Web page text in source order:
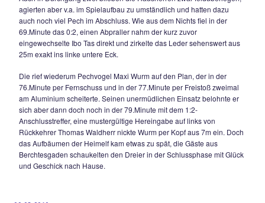
am 23.Spieltag der Kreisklasse IV hinnehmen und wartet
2010 weiterhin auf einen Heimdreier. Bereits in der
dem TSV Siegsdorf die kalte Dusche. Die Gäste kamen
Seite zum Flanken und „Huene“ Robert Reichlmeier stieg
und köpfte aus 6m per Aufsetzer zum 0:1 ein.
Nach neun gespielten Minuten hatte der wiedergenesene
Fernsebner den Ausgleich auf dem Schlappen als er nach
weiten Scheck – Ecke völlig freistehend aus 12m mit einem
Flachschuß in den Abwehrbeinen der Gäste hängenblieb.
erwachte nun langsam aus dem Tiefschlaf, Andi
20m-Fernschuß sowie Rupert Knerr per Kopfball
knapp.